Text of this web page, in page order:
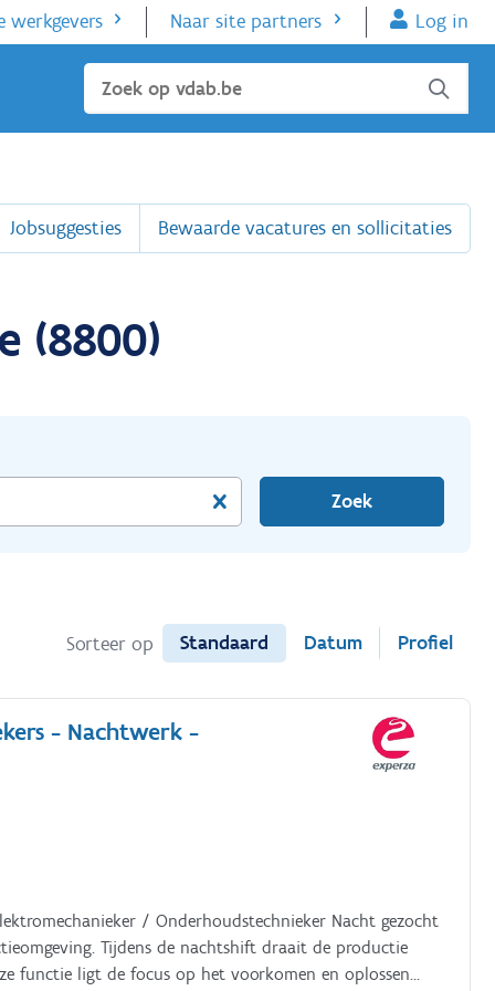
werkgevers Naar site partners Log in
Sluiten
Jobsuggesties Bewaarde vacatures en sollicitaties
(8800)
Zoek
Sorteer op Standaard Datum Profiel
- Nachtwerk -
/ Onderhoudstechnieker Nacht gezocht
Tijdens de nachtshift draait de productie
functie ligt de focus op het voorkomen en oplossen